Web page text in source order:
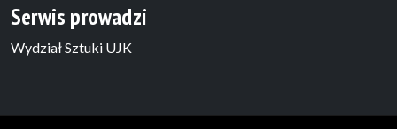
Serwis prowadzi
Wydział Sztuki UJK